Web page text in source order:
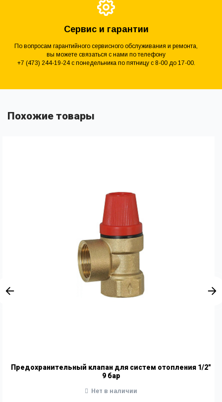
Сервис и гарантии
По вопросам гарантийного сервисного обслуживания и ремонта,
вы можете связаться с нами по телефону
+7 (473) 244-19-24 с понедельника по пятницу с 8-00 до 17-00.
Похожие товары
Предохранительный клапан для систем отопления 1/2"
9 бар
Нет в наличии